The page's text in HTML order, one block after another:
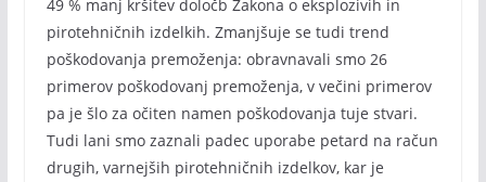
49 % manj kršitev določb Zakona o eksplozivih in
pirotehničnih izdelkih. Zmanjšuje se tudi trend
poškodovanja premoženja: obravnavali smo 26
primerov poškodovanj premoženja, v večini primerov
pa je šlo za očiten namen poškodovanja tuje stvari.
Tudi lani smo zaznali padec uporabe petard na račun
drugih, varnejših pirotehničnih izdelkov, kar je